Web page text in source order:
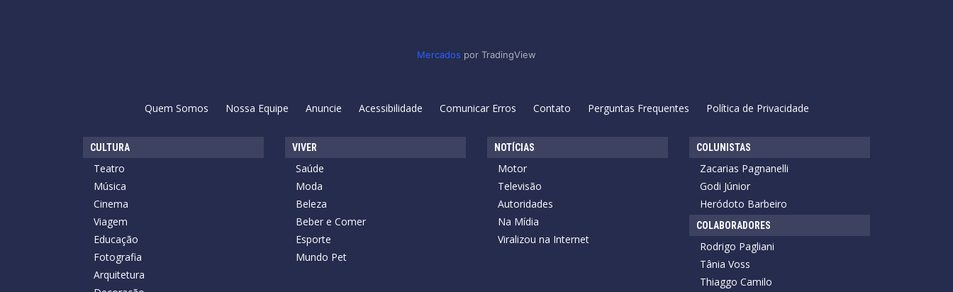
Mercados por TradingView
Quem Somos Nossa Equipe Anuncie Acessibilidade Comunicar Erros Contato Perguntas Frequentes Política de Privacidade
CULTURA
Teatro
Música
Cinema
Viagem
Educação
Fotografia
Arquitetura
VIVER
Saúde
Moda
Beleza
Beber e Comer
Esporte
Mundo Pet
NOTÍCIAS
Motor
Televisão
Autoridades
Na Mídia
Viralizou na Internet
COLUNISTAS
Zacarias Pagnanelli
Godi Júnior
Heródoto Barbeiro
COLABORADORES
Rodrigo Pagliani
Tânia Voss
Thiaggo Camilo